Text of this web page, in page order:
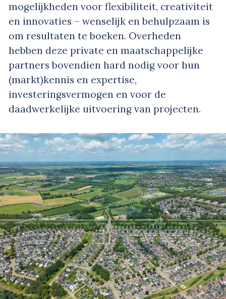
mogelijkheden voor flexibiliteit, creativiteit
en innovaties – wenselijk en behulpzaam is
om resultaten te boeken. Overheden
hebben deze private en maatschappelijke
partners bovendien hard nodig voor hun
(markt)kennis en expertise,
investeringsvermogen en voor de
daadwerkelijke uitvoering van projecten.